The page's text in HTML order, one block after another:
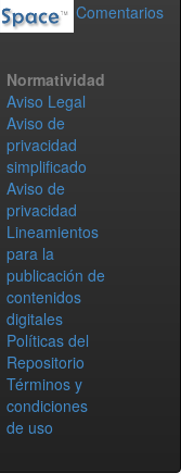
Comentarios
Normatividad
Aviso Legal
Aviso de
privacidad
simplificado
Aviso de
privacidad
Lineamientos
para la
publicación de
contenidos
digitales
Políticas del
Repositorio
Términos y
condiciones
de uso